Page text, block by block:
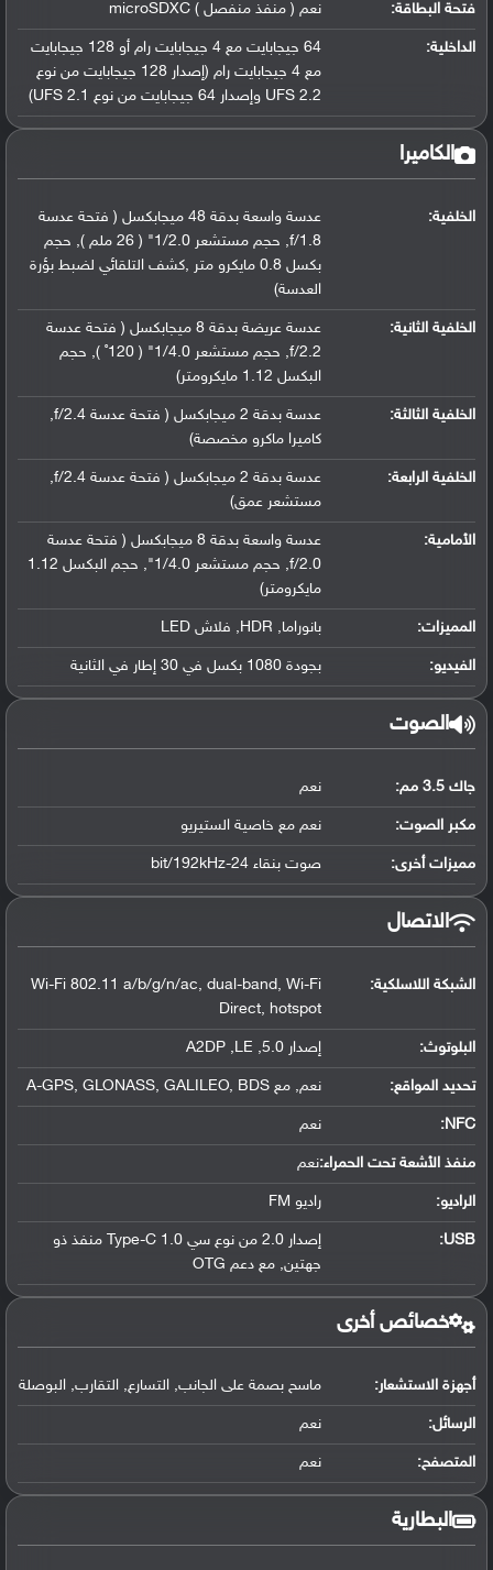
فتحة البطاقة: نعم ( منفذ منفصل ) microSDXC
الداخلية:
64 جيجابايت مع 4 جيجابايت رام أو 128 جيجابايت
مع 4 جيجابايت رام (إصدار 128 جيجابايت من نوع
UFS 2.2 وإصدار 64 جيجابايت من نوع UFS 2.1)
الكاميرا
الخلفية:
عدسة واسعة بدقة 48 ميجابكسل ( فتحة عدسة
f/1.8, حجم مستشعر 1/2.0" ( 26 ملم ), حجم
بكسل 0.8 مايكرو متر ,كشف التلقائي لضبط بؤرة
العدسة)
الخلفية الثانية:
عدسة عريضة بدقة 8 ميجابكسل ( فتحة عدسة
f/2.2, حجم مستشعر 1/4.0" ( 120˚ ), حجم
البكسل 1.12 مايكرومتر)
الخلفية الثالثة:
عدسة بدقة 2 ميجابكسل ( فتحة عدسة f/2.4,
كاميرا ماكرو مخصصة)
الخلفية الرابعة:
عدسة بدقة 2 ميجابكسل ( فتحة عدسة f/2.4,
مستشعر عمق)
الأمامية:
عدسة واسعة بدقة 8 ميجابكسل ( فتحة عدسة
f/2.0, حجم مستشعر 1/4.0", حجم البكسل 1.12
مايكرومتر)
المميزات: بانوراما, HDR, فلاش LED
الفيديو: بجودة 1080 بكسل في 30 إطار في الثانية
الصوت
جاك 3.5 مم: نعم
مكبر الصوت: نعم مع خاصية الستيريو
مميزات أخرى: صوت بنقاء 24-bit/192kHz
الاتصال
الشبكة اللاسلكية:
Wi-Fi 802.11 a/b/g/n/ac, dual-band, Wi-Fi
Direct, hotspot
البلوتوث: إصدار 5.0, A2DP ,LE
تحديد المواقع: نعم, مع A-GPS, GLONASS, GALILEO, BDS
NFC
: نعم
منفذ الأشعة تحت الحمراء:نعم
الراديو: راديو FM
USB
:
إصدار 2.0 من نوع سي Type-C 1.0 منفذ ذو
جهتين, مع دعم OTG
خصائص أخرى
أجهزة الاستشعار: ماسح بصمة على الجانب, التسارع, التقارب, البوصلة
الرسائل: نعم
المتصفح: نعم
البطارية